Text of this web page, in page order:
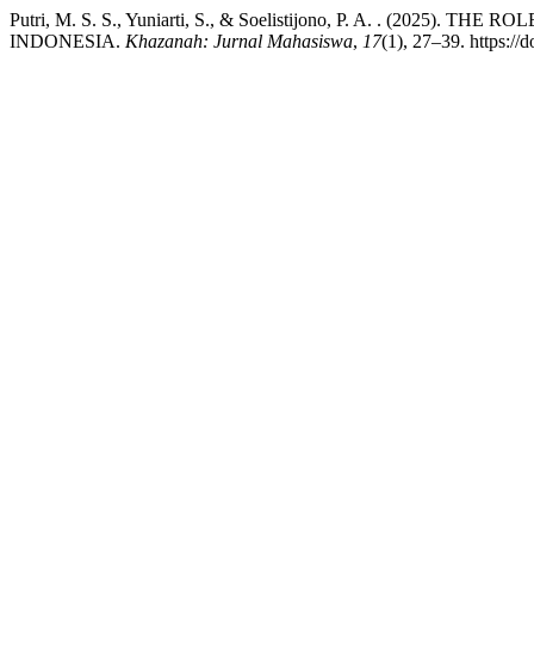
Putri, M. S. S., Yuniarti, S., & Soelistijono, P. A. . (2025). THE
INDONESIA. Khazanah: Jurnal Mahasiswa, 17(1), 27–39. https://